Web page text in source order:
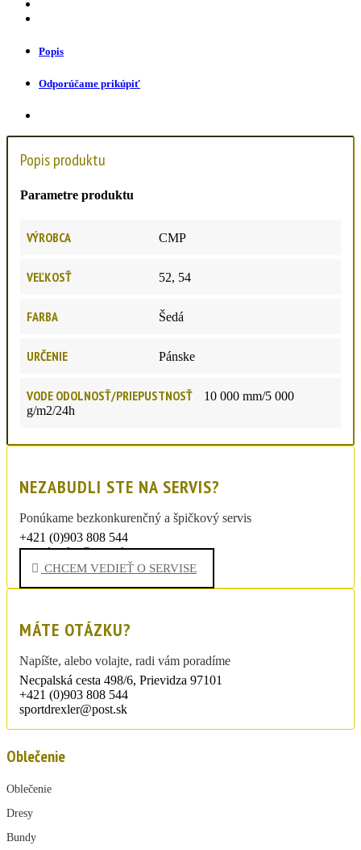
Popis
Odporúčame prikúpiť
Popis produktu
Parametre produktu
VÝROBCA CMP
VEĽKOSŤ 52, 54
FARBA Šedá
URČENIE Pánske
VODE ODOLNOSŤ/PRIEPUSTNOSŤ
10 000 mm/5 000
g/m2/24h
NEZABUDLI STE NA SERVIS?
Ponúkame bezkonkurenčný a špičkový servis
+421 (0)903 808 544
sportdrexler@post.sk
CHCEM VEDIEŤ O SERVISE
MÁTE OTÁZKU?
Napíšte, alebo volajte, radi vám poradíme
Necpalská cesta 498/6, Prievidza 97101
+421 (0)903 808 544
sportdrexler@post.sk
Oblečenie
Oblečenie
Dresy
Bundy